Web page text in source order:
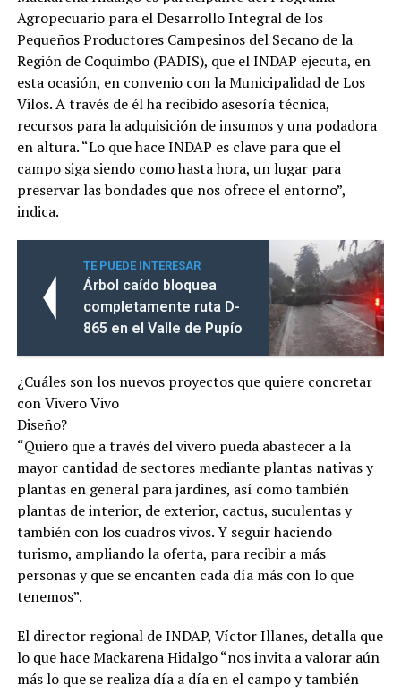
Agropecuario para el Desarrollo Integral de los
Pequeños Productores Campesinos del Secano de la
Región de Coquimbo (PADIS), que el INDAP ejecuta, en
esta ocasión, en convenio con la Municipalidad de Los
Vilos. A través de él ha recibido asesoría técnica,
recursos para la adquisición de insumos y una podadora
en altura. “Lo que hace INDAP es clave para que el
campo siga siendo como hasta hora, un lugar para
preservar las bondades que nos ofrece el entorno”,
indica.
TE PUEDE INTERESAR
Árbol caído bloquea
completamente ruta D-
865 en el Valle de Pupío
¿Cuáles son los nuevos proyectos que quiere concretar
con Vivero Vivo
Diseño?
“Quiero que a través del vivero pueda abastecer a la
mayor cantidad de sectores mediante plantas nativas y
plantas en general para jardines, así como también
plantas de interior, de exterior, cactus, suculentas y
también con los cuadros vivos. Y seguir haciendo
turismo, ampliando la oferta, para recibir a más
personas y que se encanten cada día más con lo que
tenemos”.
El director regional de INDAP, Víctor Illanes, detalla que
lo que hace Mackarena Hidalgo “nos invita a valorar aún
más lo que se realiza día a día en el campo y también